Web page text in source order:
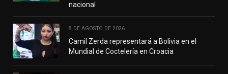
nacional
8 DE AGOSTO DE 2026
Camil Zerda representará a Bolivia en el
Mundial de Coctelería en Croacia